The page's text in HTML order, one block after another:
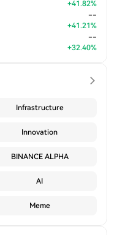
+41.82%
--
+41.21%
--
+32.40%
Infrastructure
Innovation
BINANCE ALPHA
AI
Meme